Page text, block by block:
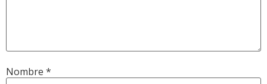
Nombre *